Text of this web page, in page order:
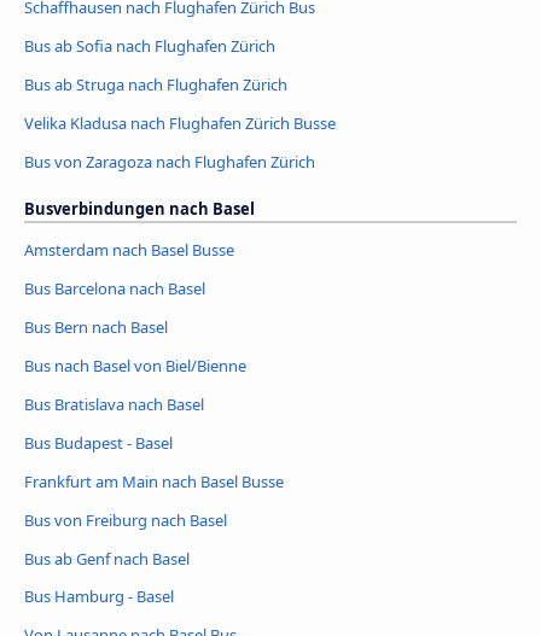
Schaffhausen nach Flughafen Zürich Bus
Bus ab Sofia nach Flughafen Zürich
Bus ab Struga nach Flughafen Zürich
Velika Kladusa nach Flughafen Zürich Busse
Bus von Zaragoza nach Flughafen Zürich
Busverbindungen nach Basel
Amsterdam nach Basel Busse
Bus Barcelona nach Basel
Bus Bern nach Basel
Bus nach Basel von Biel/Bienne
Bus Bratislava nach Basel
Bus Budapest - Basel
Frankfurt am Main nach Basel Busse
Bus von Freiburg nach Basel
Bus ab Genf nach Basel
Bus Hamburg - Basel